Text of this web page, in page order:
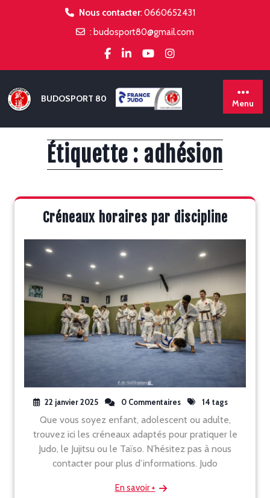
Nous contacter: 0660652431
: budosport80@gmail.com
BUDOSPORT 80 Menu
Étiquette : adhésion
Créneaux horaires par discipline
22 janvier 2025 0 Commentaires 14 tags
Que vous soyez enfant, adolescent ou adulte,
trouvez ici les créneaux adaptés pour pratiquer le
Judo, le Jujitsu ou le Taïso. N’hésitez pas à nous
contacter pour plus d’informations. Judo
En savoir +